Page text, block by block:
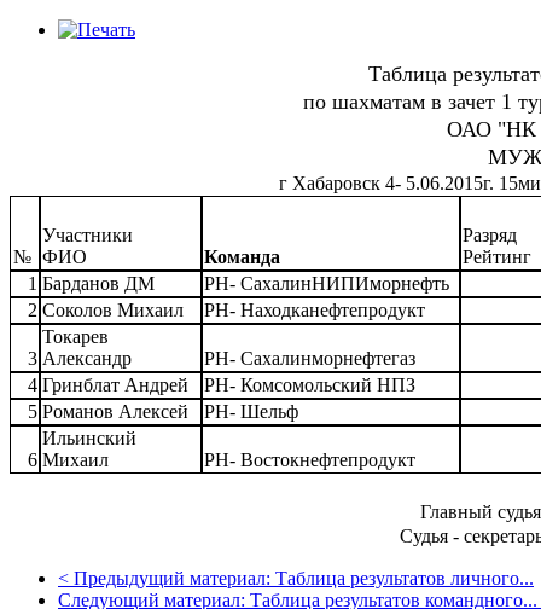
Таблица
по шахматам в зачет 1
ОАО "НК
г Хабаровск 4- 5.06.2015г.
№
Участники
ФИО
Команда
Разряд
Рейтинг
1 Барданов ДМ
РН- СахалинНИПИморнефть
2 Соколов Михаил РН- Находканефтепродукт
3
Токарев
Александр
РН- Сахалинморнефтегаз
4 Гринблат Андрей
РН- Комсомольский НПЗ
5 Романов Алексей РН- Шельф
6
Ильинский
Михаил
РН- Востокнефтепродукт
Главный
Судья -
< Предыдущий материал: Таблица результатов личного...
Следующий материал: Таблица результатов командного...